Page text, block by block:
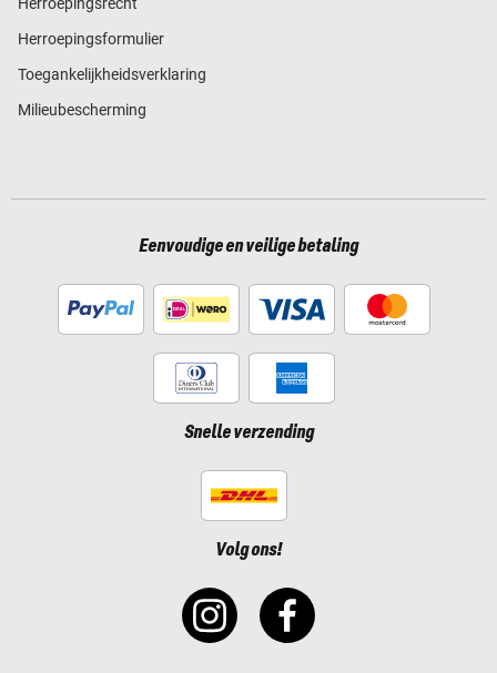
Herroepingsformulier
Toegankelijkheidsverklaring
Milieubescherming
Eenvoudige en veilige betaling
Snelle verzending
Volg ons!